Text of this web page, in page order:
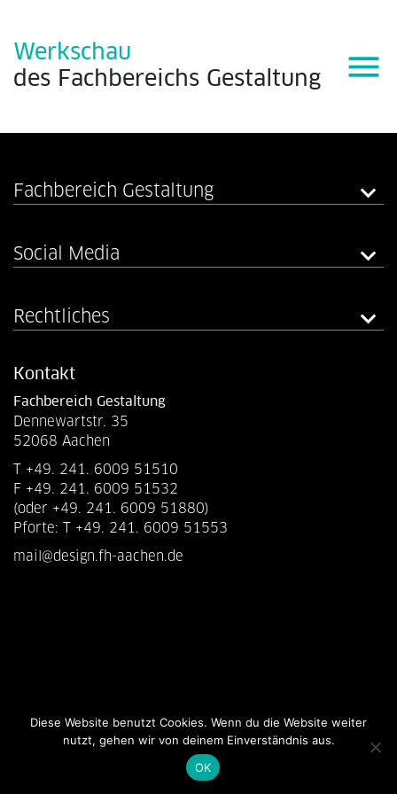
Werkschau
des Fachbereichs Gestaltung menu
Fachbereich Gestaltung
Social Media
Rechtliches
Kontakt
Fachbereich Gestaltung
Dennewartstr. 35
52068 Aachen
T +49. 241. 6009 51510
F +49. 241. 6009 51532
(oder +49. 241. 6009 51880)
Pforte: T +49. 241. 6009 51553
mail@design.fh-aachen.de
Diese Website benutzt Cookies. Wenn du die Website weiter
nutzt, gehen wir von deinem Einverständnis aus.
OK